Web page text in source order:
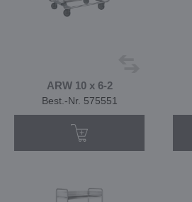
ARW 10 x 6-2
Best.-Nr. 575551